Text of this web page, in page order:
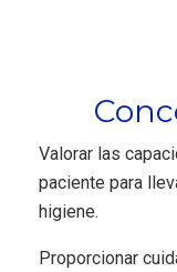
Valorar las
paciente para
higiene.
Proporcionar